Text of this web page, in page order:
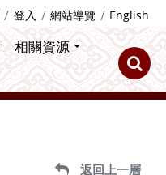
登入 網站導覽 English
相關資源
返回上一層